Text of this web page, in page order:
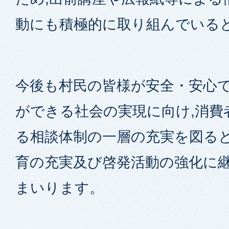
動にも積極的に取り組んでいる
今後も村民の皆様が安全・安心
ができる社会の実現に向け,消
る相談体制の一層の充実を図る
育の充実及び啓発活動の強化に
まいります。